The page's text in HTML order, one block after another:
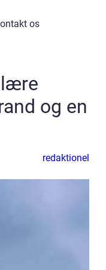
os
og en
redaktionel